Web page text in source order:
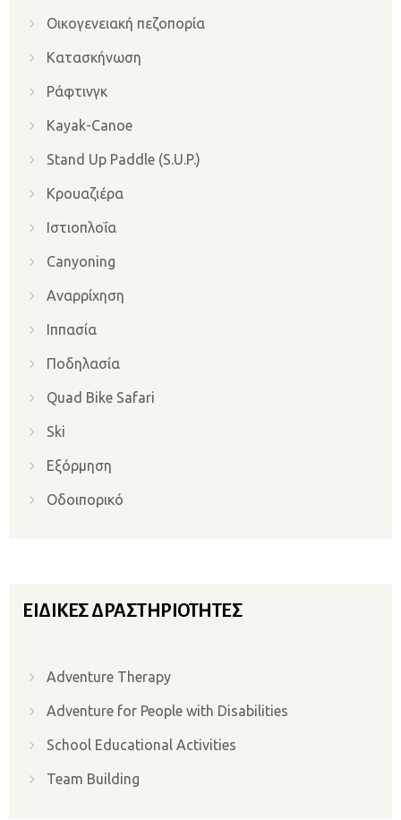
Οικογενειακή πεζοπορία
Κατασκήνωση
Ράφτινγκ
Kayak-Canoe
Stand Up Paddle (S.U.P.)
Κρουαζιέρα
Ιστιοπλοΐα
Canyoning
Αναρρίχηση
Iππασία
Ποδηλασία
Quad Bike Safari
Ski
Εξόρμηση
Οδοιπορικό
ΕΙΔΙΚΈΣ ΔΡΑΣΤΗΡΙΌΤΗΤΕΣ
Adventure Therapy
Adventure for People with Disabilities
School Educational Activities
Team Building